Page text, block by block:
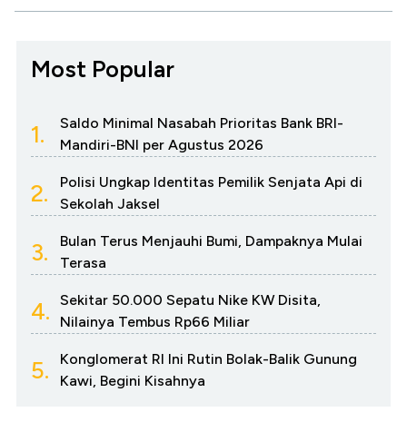
Most Popular
1.
Saldo Minimal Nasabah Prioritas Bank BRI-
Mandiri-BNI per Agustus 2026
2.
Polisi Ungkap Identitas Pemilik Senjata Api di
Sekolah Jaksel
3.
Bulan Terus Menjauhi Bumi, Dampaknya Mulai
Terasa
4.
Sekitar 50.000 Sepatu Nike KW Disita,
Nilainya Tembus Rp66 Miliar
5.
Konglomerat RI Ini Rutin Bolak-Balik Gunung
Kawi, Begini Kisahnya